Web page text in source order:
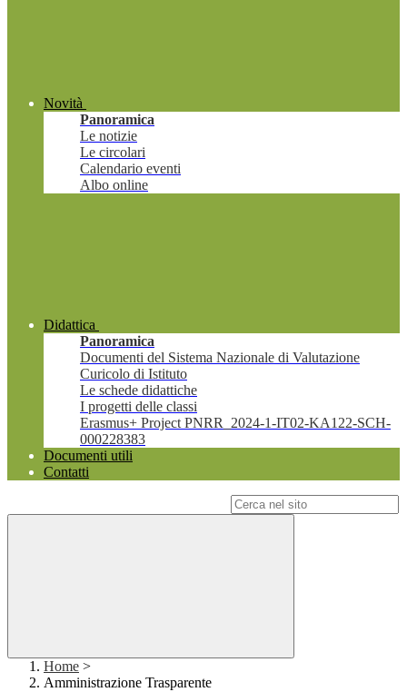
Novità
Panoramica
Le notizie
Le circolari
Calendario eventi
Albo online
Didattica
Panoramica
Documenti del Sistema Nazionale di Valutazione
Curicolo di Istituto
Le schede didattiche
I progetti delle classi
Erasmus+ Project PNRR_2024-1-IT02-KA122-SCH-
000228383
Documenti utili
Contatti
Home >
Amministrazione Trasparente